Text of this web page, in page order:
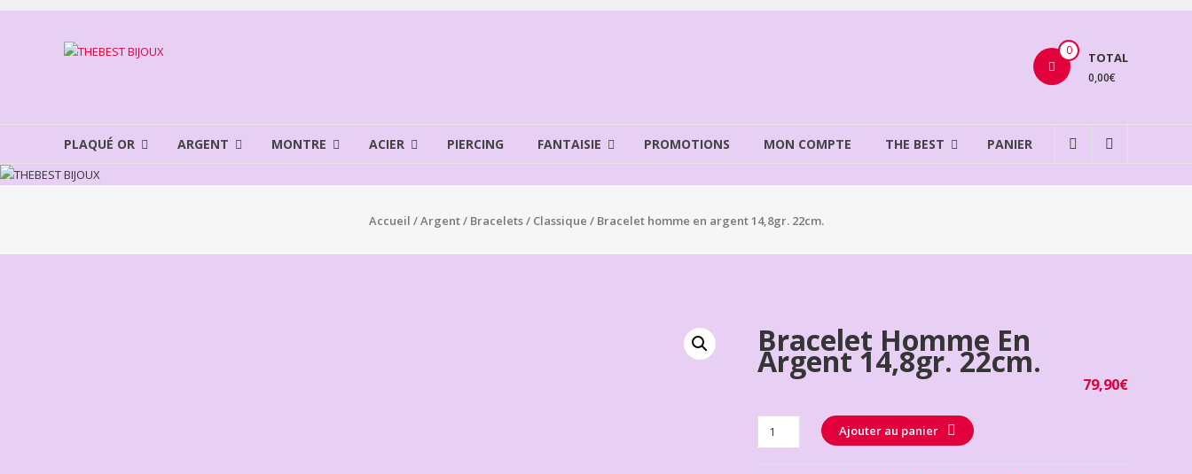
Aller
THEBEST
BIJOUX
0 TOTAL
0,00€
PLAQUÉ OR ARGENT MONTRE ACIER PIERCING FANTAISIE PROMOTIONS MON COMPTE THE BEST PANIER
Accueil /Argent/ Bracelets/ Classique / Bracelet homme en argent 14,8gr. 22cm.
Bracelet Homme En
Argent 14,8gr. 22cm.
79,90€
Quantité Ajouter au panier